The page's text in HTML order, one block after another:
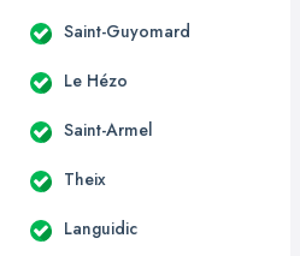
Saint-Guyomard
Le Hézo
Saint-Armel
Theix
Languidic